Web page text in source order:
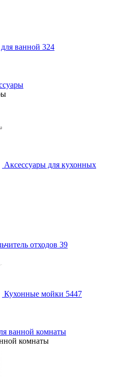
ванной 324
Аксессуары для кухонных
отходов 39
Кухонные мойки 5447
ванной комнаты
комнаты